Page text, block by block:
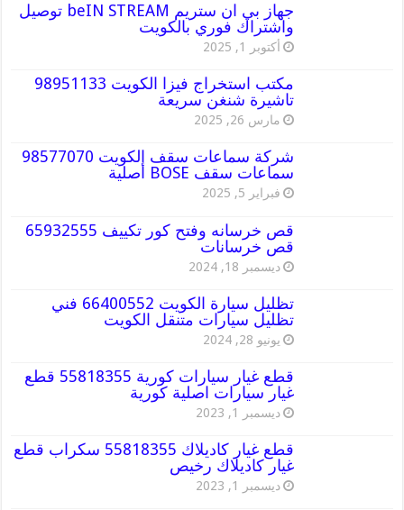
جهاز بي ان ستريم beIN STREAM توصيل
واشتراك فوري بالكويت
أكتوبر 1, 2025
مكتب استخراج فيزا الكويت 98951133
تاشيرة شنغن سريعة
مارس 26, 2025
شركة سماعات سقف الكويت 98577070
سماعات سقف BOSE أصلية
فبراير 5, 2025
قص خرسانه وفتح كور تكييف 65932555
قص خرسانات
ديسمبر 18, 2024
تظليل سيارة الكويت 66400552 فني
تظليل سيارات متنقل الكويت
يونيو 28, 2024
قطع غيار سيارات كورية 55818355 قطع
غيار سيارات اصلية كورية
ديسمبر 1, 2023
قطع غيار كاديلاك 55818355 سكراب قطع
غيار كاديلاك رخيص
ديسمبر 1, 2023